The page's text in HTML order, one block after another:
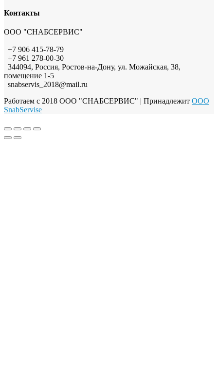
Контакты
ООО "СНАБСЕРВИС"
+7 906 415-78-79
+7 961 278-00-30
344094, Россия, Ростов-на-Дону, ул. Можайская, 38,
помещение 1-5
snabservis_2018@mail.ru
Работаем с 2018 ООО "СНАБСЕРВИС" | Принадлежит OOO
SnabServise